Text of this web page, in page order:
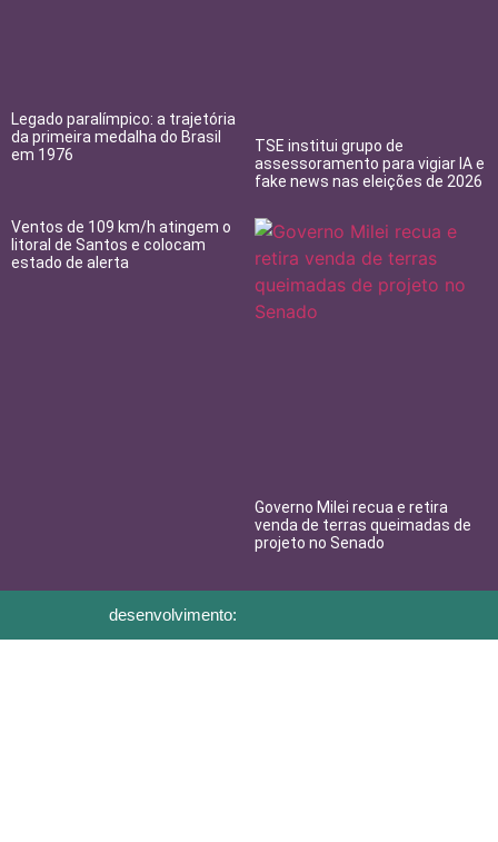
Legado paralímpico: a trajetória
da primeira medalha do Brasil
em 1976
TSE institui grupo de
assessoramento para vigiar IA e
fake news nas eleições de 2026
Ventos de 109 km/h atingem o
litoral de Santos e colocam
estado de alerta
Governo Milei recua e retira
venda de terras queimadas de
projeto no Senado
desenvolvimento: